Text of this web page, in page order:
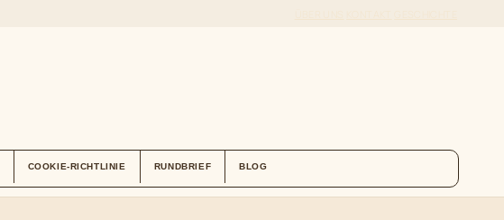
COOKIE-RICHTLINIE RUNDBRIEF BLOG